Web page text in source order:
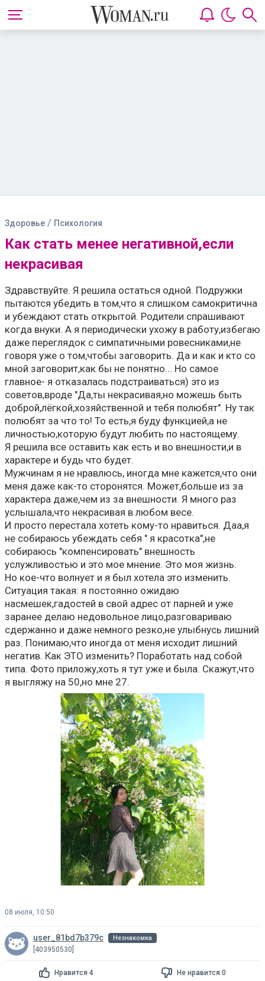
Здоровье / Психология
Как стать менее негативной,если
некрасивая
Здравствуйте. Я решила остаться одной. Подружки
пытаются убедить в том,что я слишком самокритична
и убеждают стать открытой. Родители спрашивают
когда внуки. А я периодически ухожу в работу,избегаю
даже переглядок с симпатичными ровесниками,не
говоря уже о том,чтобы заговорить. Да и как и кто со
мной заговорит,как бы не понятно... Но самое
главное- я отказалась подстраиваться) это из
советов,вроде "Да,ты некрасивая,но можешь быть
доброй,лёгкой,хозяйственной и тебя полюбят". Ну так
полюбят за что то! То есть,я буду функцией,а не
личностью,которую будут любить по настоящему.
Я решила все оставить как есть и во внешности,и в
характере и будь что будет.
Мужчинам я не нравлюсь, иногда мне кажется,что они
меня даже как-то сторонятся. Может,больше из за
характера даже,чем из за внешности. Я много раз
услышала,что некрасивая в любом весе.
И просто перестала хотеть кому-то нравиться. Даа,я
не собираюсь убеждать себя " я красотка",не
собираюсь "компенсировать" внешность
услужливостью и это мое мнение. Это моя жизнь.
Но кое-что волнует и я был хотела это изменить.
Ситуация такая: я постоянно ожидаю
насмешек,гадостей в свой адрес от парней и уже
заранее делаю недовольное лицо,разговариваю
сдержанно и даже немного резко,не улыбнусь лишний
раз. Понимаю,что иногда от меня исходит лишний
негатив. Как ЭТО изменить? Поработать над собой
типа. Фото приложу,хоть я тут уже и была. Скажут,что
я выгляжу на 50,но мне 27.
08 июля, 10:50
user_81bd7b379c Незнакомка
[403950530]
Нравится 4 Не нравится 0